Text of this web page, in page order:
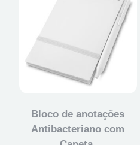
Bloco de anotações
Antibacteriano com